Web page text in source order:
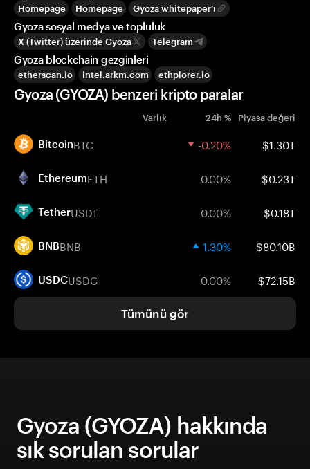
Homepage Homepage Gyoza whitepaper’ı
Gyoza sosyal medya ve topluluk
X (Twitter) üzerinde Gyoza Telegram
Gyoza blockchain gezginleri
etherscan.io intel.arkm.com ethplorer.io
Gyoza (GYOZA) benzeri kripto paralar
Varlık 24h % Piyasa değeri
BitcoinBTC -0.20% $1.30T
EthereumETH 0.00% $0.23T
TetherUSDT 0.00% $0.18T
BNBBNB 1.30% $80.10B
USDCUSDC 0.00% $72.15B
Tümünü gör
Gyoza (GYOZA) hakkında
sık sorulan sorular